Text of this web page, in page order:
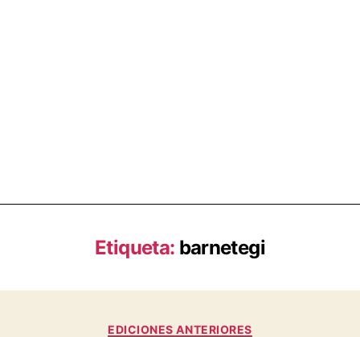
Etiqueta: barnetegi
EDICIONES ANTERIORES